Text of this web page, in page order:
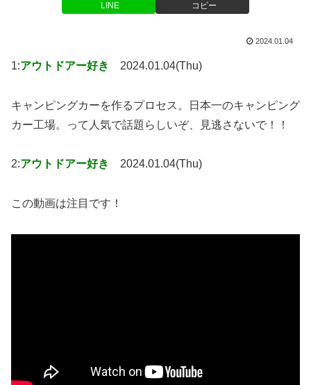
LINE コピー
2024.01.04
1:アウトドアー好き 2024.01.04(Thu)
キャンピングカーを作るプロセス。日本一のキャンピング
カー工場。って人気で話題らしいぞ、見逃さないで！！
2:アウトドアー好き 2024.01.04(Thu)
この動画は注目です！